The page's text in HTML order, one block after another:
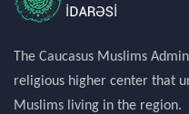
The Caucasus Muslims
religious higher center that
Muslims living in the region.